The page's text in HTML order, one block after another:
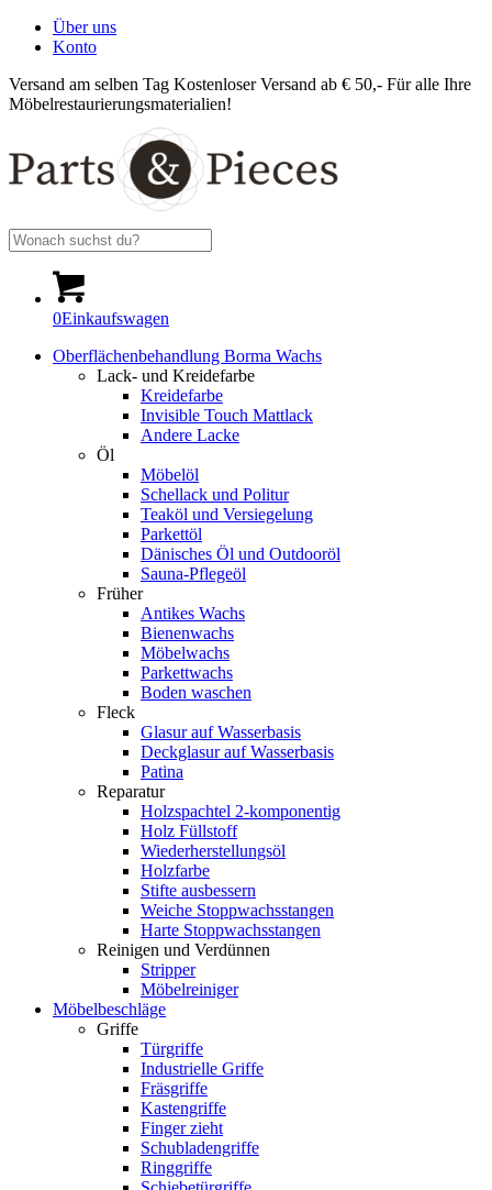
Über uns
Konto
Versand am selben Tag Kostenloser Versand ab € 50,- Für alle Ihre
Möbelrestaurierungsmaterialien!
0Einkaufswagen
Oberflächenbehandlung Borma Wachs
Lack- und Kreidefarbe
Kreidefarbe
Invisible Touch Mattlack
Andere Lacke
Öl
Möbelöl
Schellack und Politur
Teaköl und Versiegelung
Parkettöl
Dänisches Öl und Outdooröl
Sauna-Pflegeöl
Früher
Antikes Wachs
Bienenwachs
Möbelwachs
Parkettwachs
Boden waschen
Fleck
Glasur auf Wasserbasis
Deckglasur auf Wasserbasis
Patina
Reparatur
Holzspachtel 2-komponentig
Holz Füllstoff
Wiederherstellungsöl
Holzfarbe
Stifte ausbessern
Weiche Stoppwachsstangen
Harte Stoppwachsstangen
Reinigen und Verdünnen
Stripper
Möbelreiniger
Möbelbeschläge
Griffe
Türgriffe
Industrielle Griffe
Fräsgriffe
Kastengriffe
Finger zieht
Schubladengriffe
Ringgriffe